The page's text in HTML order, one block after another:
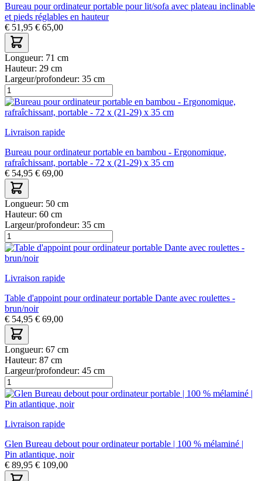
Bureau pour ordinateur portable pour lit/sofa avec plateau inclinable
et pieds réglables en hauteur
€ 51,95 € 65,00
Longueur: 71 cm
Hauteur: 29 cm
Largeur/profondeur: 35 cm
Livraison rapide
Bureau pour ordinateur portable en bambou - Ergonomique,
rafraîchissant, portable - 72 x (21-29) x 35 cm
€ 54,95 € 69,00
Longueur: 50 cm
Hauteur: 60 cm
Largeur/profondeur: 35 cm
Livraison rapide
Table d'appoint pour ordinateur portable Dante avec roulettes -
brun/noir
€ 54,95 € 69,00
Longueur: 67 cm
Hauteur: 87 cm
Largeur/profondeur: 45 cm
Livraison rapide
Glen Bureau debout pour ordinateur portable | 100 % mélaminé |
Pin atlantique, noir
€ 89,95 € 109,00